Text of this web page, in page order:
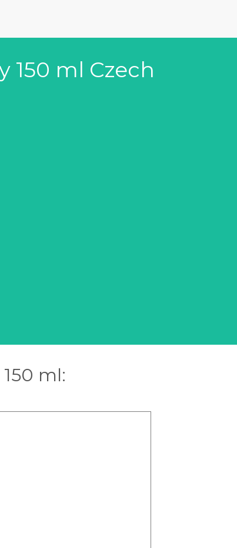
150 ml Czech
ml: